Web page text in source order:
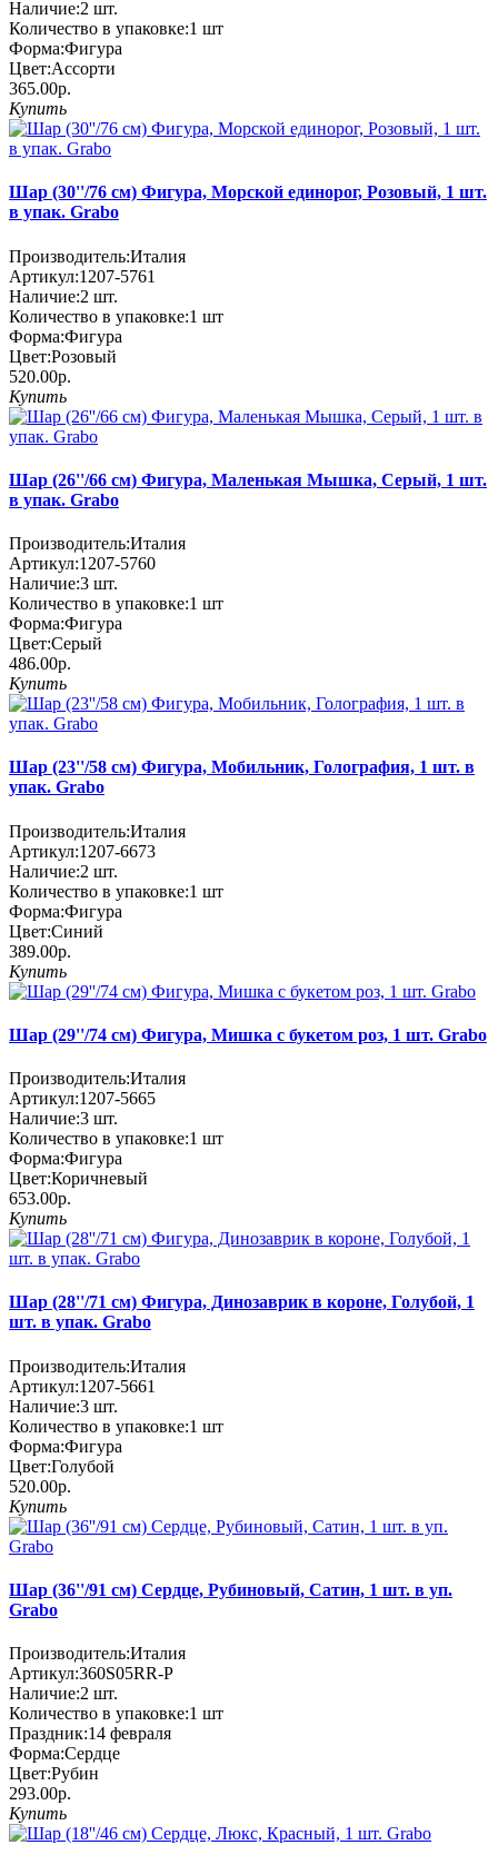
Наличие:2 шт.
Количество в упаковке:1 шт
Форма:Фигура
Цвет:Ассорти
365.00р.
Купить
Шар (30''/76 см) Фигура, Морской единорог, Розовый, 1 шт.
в упак. Grabo
Производитель:Италия
Артикул:1207-5761
Наличие:2 шт.
Количество в упаковке:1 шт
Форма:Фигура
Цвет:Розовый
520.00р.
Купить
Шар (26''/66 см) Фигура, Маленькая Мышка, Серый, 1 шт.
в упак. Grabo
Производитель:Италия
Артикул:1207-5760
Наличие:3 шт.
Количество в упаковке:1 шт
Форма:Фигура
Цвет:Серый
486.00р.
Купить
Шар (23''/58 см) Фигура, Мобильник, Голография, 1 шт. в
упак. Grabo
Производитель:Италия
Артикул:1207-6673
Наличие:2 шт.
Количество в упаковке:1 шт
Форма:Фигура
Цвет:Синий
389.00р.
Купить
Шар (29''/74 см) Фигура, Мишка с букетом роз, 1 шт. Grabo
Производитель:Италия
Артикул:1207-5665
Наличие:3 шт.
Количество в упаковке:1 шт
Форма:Фигура
Цвет:Коричневый
653.00р.
Купить
Шар (28''/71 см) Фигура, Динозаврик в короне, Голубой, 1
шт. в упак. Grabo
Производитель:Италия
Артикул:1207-5661
Наличие:3 шт.
Количество в упаковке:1 шт
Форма:Фигура
Цвет:Голубой
520.00р.
Купить
Шар (36''/91 см) Сердце, Рубиновый, Сатин, 1 шт. в уп.
Grabo
Производитель:Италия
Артикул:360S05RR-P
Наличие:2 шт.
Количество в упаковке:1 шт
Праздник:14 февраля
Форма:Сердце
Цвет:Рубин
293.00р.
Купить